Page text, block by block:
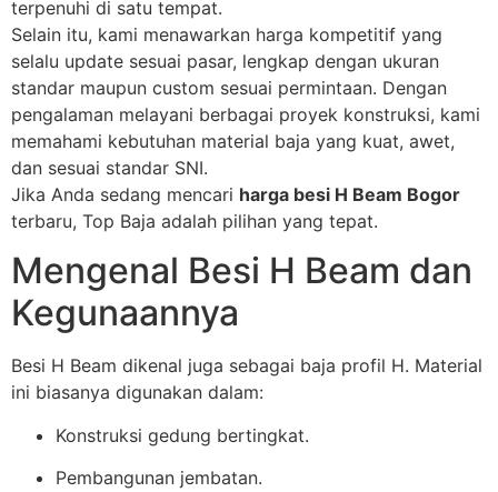
terpenuhi di satu tempat.
Selain itu, kami menawarkan harga kompetitif yang
selalu update sesuai pasar, lengkap dengan ukuran
standar maupun custom sesuai permintaan. Dengan
pengalaman melayani berbagai proyek konstruksi, kami
memahami kebutuhan material baja yang kuat, awet,
dan sesuai standar SNI.
Jika Anda sedang mencari harga besi H Beam Bogor
terbaru, Top Baja adalah pilihan yang tepat.
Mengenal Besi H Beam dan
Kegunaannya
Besi H Beam dikenal juga sebagai baja profil H. Material
ini biasanya digunakan dalam:
Konstruksi gedung bertingkat.
Pembangunan jembatan.